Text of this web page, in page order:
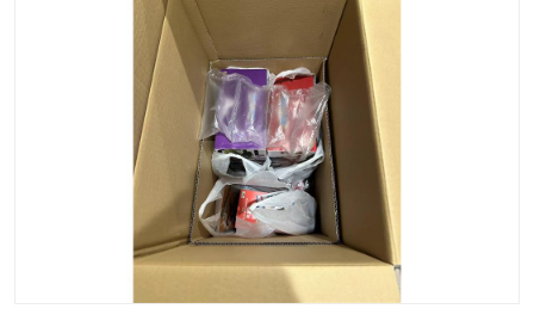
进口杂货清关
家用电器报关 机床进口清关
国际灯具清关